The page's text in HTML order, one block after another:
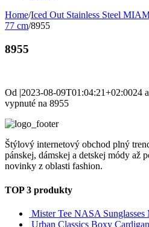
Home/Iced Out Stainless Steel
77 cm/8955
8955
Od |2023-08-09T01:04:21+02:0024
vypnuté na 8955
Štýlový internetový obchod plný
pánskej, dámskej a detskej módy až
novinky z oblasti fashion.
TOP 3 produkty
Mister Tee NASA
Urban Classics Boxy